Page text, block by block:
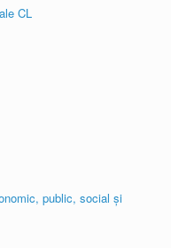
CL
public, social și